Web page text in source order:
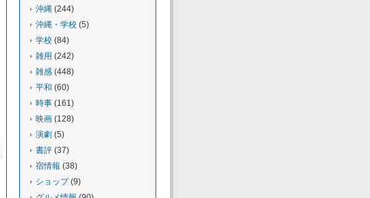
沖縄 (244)
沖縄・学校 (5)
学校 (84)
雑用 (242)
雑感 (448)
平和 (60)
時事 (161)
映画 (128)
演劇 (5)
書評 (37)
宿情報 (38)
ショップ(9)